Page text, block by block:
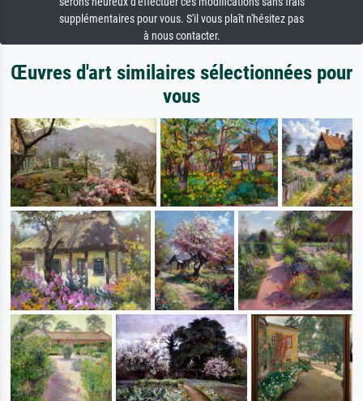
supplémentaires pour vous. S'il vous plaît n'hésitez pas
à nous contacter.
Œuvres d'art similaires sélectionnées pour
vous